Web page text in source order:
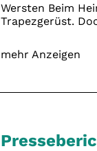
Wersten Beim
Trapezgerüst.
mehr Anzeigen